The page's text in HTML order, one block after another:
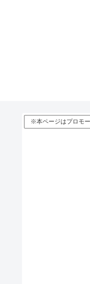
※本ページはプロモ